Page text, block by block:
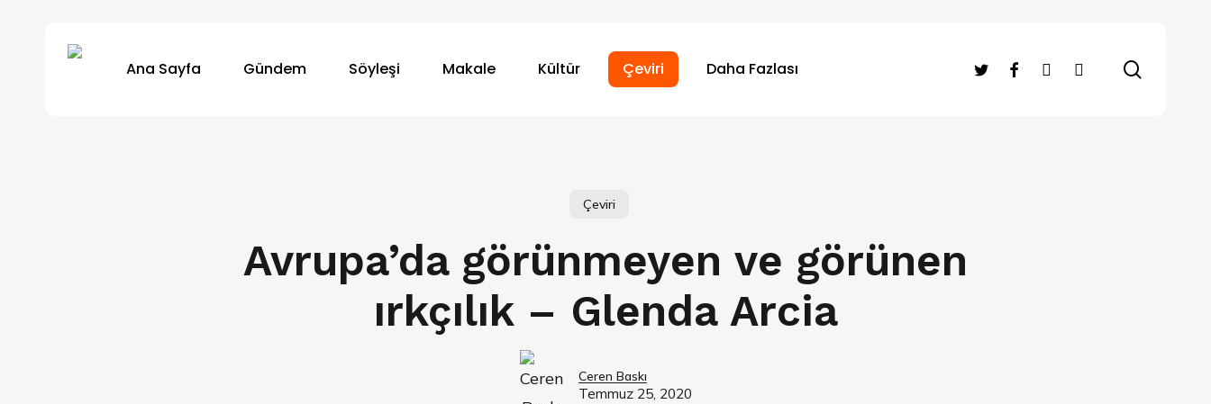
Ana Sayfa Gündem Söyleşi Makale Kültür Çeviri Daha Fazlası twitterfacebook
RSS instagram
Çeviri
Avrupa’da görünmeyen ve görünen
ırkçılık – Glenda Arcia
Ceren Baskı
Temmuz 25, 2020